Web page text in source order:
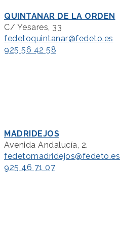
QUINTANAR DE LA ORDEN
C/ Yesares, 33
fedetoquintanar@fedeto.es
925 56 42 58
MADRIDEJOS
Avenida Andalucía, 2.
fedetomadridejos@fedeto.es
925 46 71 07